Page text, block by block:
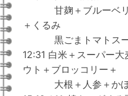
甘麹＋ブルーベリ
＋くるみ
黒ごまトマトスー
12:31 白米＋スーパー
ウト＋ブロッコリー＋
大根＋人参＋かぼ